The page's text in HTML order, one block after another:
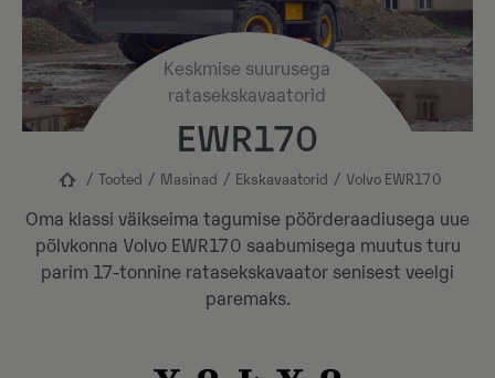
Keskmise suurusega
ratasekskavaatorid
EWR170
Tooted Masinad Ekskavaatorid Volvo EWR170
Oma klassi väikseima tagumise pöörderaadiusega uue
põlvkonna Volvo EWR170 saabumisega muutus turu
parim 17-tonnine ratasekskavaator senisest veelgi
paremaks.